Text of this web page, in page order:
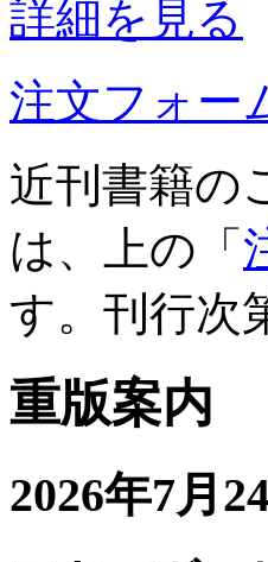
詳細を見る
注文フォー
近刊書籍の
は、上の「
す。刊行次
重版案内
2026年7月